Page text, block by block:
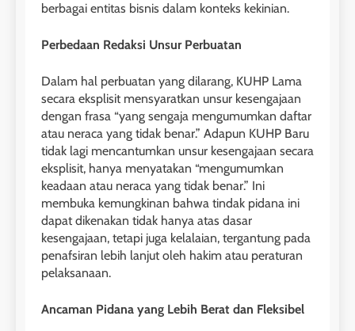
berbagai entitas bisnis dalam konteks kekinian.
Perbedaan Redaksi Unsur Perbuatan
Dalam hal perbuatan yang dilarang, KUHP Lama
secara eksplisit mensyaratkan unsur kesengajaan
dengan frasa “yang sengaja mengumumkan daftar
atau neraca yang tidak benar.” Adapun KUHP Baru
tidak lagi mencantumkan unsur kesengajaan secara
eksplisit, hanya menyatakan “mengumumkan
keadaan atau neraca yang tidak benar.” Ini
membuka kemungkinan bahwa tindak pidana ini
dapat dikenakan tidak hanya atas dasar
kesengajaan, tetapi juga kelalaian, tergantung pada
penafsiran lebih lanjut oleh hakim atau peraturan
pelaksanaan.
Ancaman Pidana yang Lebih Berat dan Fleksibel